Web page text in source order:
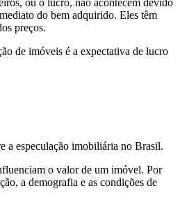
do bem adquirido. Eles têm
preços.
de imóveis é a expectativa de lucro
a especulação imobiliária no Brasil.
o valor de um imóvel. Por
a demografia e as condições de